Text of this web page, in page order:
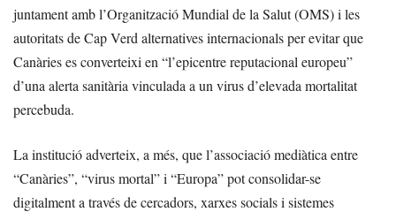
juntament amb l’Organització Mundial de la Salut (OMS) i les
autoritats de Cap Verd alternatives internacionals per evitar que
Canàries es converteixi en “l’epicentre reputacional europeu”
d’una alerta sanitària vinculada a un virus d’elevada mortalitat
percebuda.
La institució adverteix, a més, que l’associació mediàtica entre
“Canàries”, “virus mortal” i “Europa” pot consolidar-se
digitalment a través de cercadors, xarxes socials i sistemes